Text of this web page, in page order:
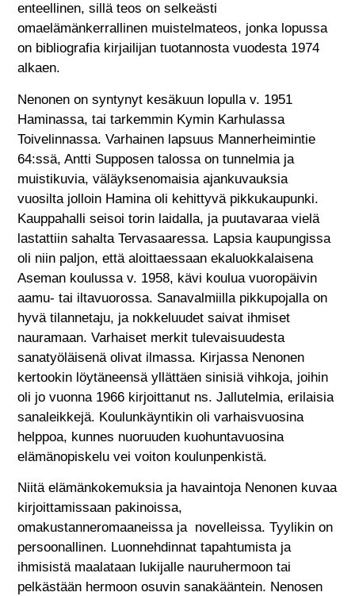
enteellinen, sillä teos on selkeästi
omaelämänkerrallinen muistelmateos, jonka lopussa
on bibliografia kirjailijan tuotannosta vuodesta 1974
alkaen.
Nenonen on syntynyt kesäkuun lopulla v. 1951
Haminassa, tai tarkemmin Kymin Karhulassa
Toivelinnassa. Varhainen lapsuus Mannerheimintie
64:ssä, Antti Supposen talossa on tunnelmia ja
muistikuvia, väläyksenomaisia ajankuvauksia
vuosilta jolloin Hamina oli kehittyvä pikkukaupunki.
Kauppahalli seisoi torin laidalla, ja puutavaraa vielä
lastattiin sahalta Tervasaaressa. Lapsia kaupungissa
oli niin paljon, että aloittaessaan ekaluokkalaisena
Aseman koulussa v. 1958, kävi koulua vuoropäivin
aamu- tai iltavuorossa. Sanavalmiilla pikkupojalla on
hyvä tilannetaju, ja nokkeluudet saivat ihmiset
nauramaan. Varhaiset merkit tulevaisuudesta
sanatyöläisenä olivat ilmassa. Kirjassa Nenonen
kertookin löytäneensä yllättäen sinisiä vihkoja, joihin
oli jo vuonna 1966 kirjoittanut ns. Jallutelmia, erilaisia
sanaleikkejä. Koulunkäyntikin oli varhaisvuosina
helppoa, kunnes nuoruuden kuohuntavuosina
elämänopiskelu vei voiton koulunpenkistä.
Niitä elämänkokemuksia ja havaintoja Nenonen kuvaa
kirjoittamissaan pakinoissa,
omakustanneromaaneissa ja novelleissa. Tyylikin on
persoonallinen. Luonnehdinnat tapahtumista ja
ihmisistä maalataan lukijalle nauruhermoon tai
pelkästään hermoon osuvin sanakääntein. Nenosen